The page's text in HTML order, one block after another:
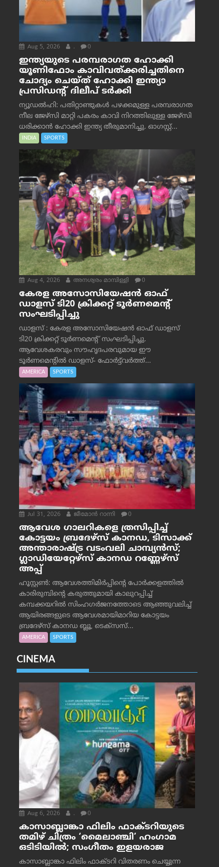
Aug 5, 2026 . 0
ഇന്ത്യയുടെ പരമ്പരാഗത ഹോക്കി
യൂണിഫോം കാവിവത്ക്കരിച്ചതിനെ
ചോദ്യം ചെയ്ത് ഹോക്കി ഇന്ത്യാ
പ്രസിഡന്റ് ദിലീപ് ടര്‍ക്കി
ന്യൂഡൽഹി: പതിറ്റാണ്ടുകൾ പഴക്കമുള്ള പരമ്പരാഗത
നീല ജേഴ്‌സി മാറ്റി പകരം കാവി നിറത്തിലുള്ള ജേഴ്‌സി
ധരിക്കാൻ ഹോക്കി ഇന്ത്യ തീരുമാനിച്ചു. ഓഗസ്റ്റ്...
INDIA SPORTS
Aug 4, 2026 അനശ്വരം മാമ്പിള്ളി 0
കേരള അസോസിയേഷൻ ഓഫ്
ഡാളസ് ടി20 ക്രിക്കറ്റ് ടൂർണമെന്റ്
സംഘടിപ്പിച്ചു
ഡാളസ് : കേരള അസോസിയേഷൻ ഓഫ് ഡാളസ്
ടി20 ക്രിക്കറ്റ് ടൂർണമെന്റ് സംഘടിപ്പിച്ചു.
ആവേശകരവും സൗഹൃദപരവുമായ ഈ
ടൂർണമെന്റിൽ ഡാളസ്- ഫോർട്ട്‌വര്‍ത്ത്...
AMERICA SPORTS
Jul 31, 2026 ജീമോന്‍ റാന്നി 0
ആവേശ ഗാലറികളെ ത്രസിപ്പിച്ച്
കോട്ടയം ബ്രദേഴ്‌സ് കാനഡ, ടിസാക്ക്
അന്താരാഷ്ട്ര വടംവലി ചാമ്പ്യന്‍സ്;
ഗ്ലാഡിയേറ്റേഴ്‌സ് കാനഡ റണ്ണേഴ്‌സ്
അപ്പ്
ഹൂസ്റ്റണ്‍: ആവേശത്തിമിര്‍പ്പിന്റെ പോര്‍ക്കളത്തില്‍
കാരിരുമ്പിന്റെ കരുത്തുമായി കാലുറപ്പിച്ച്
കമ്പക്കയറില്‍ സിംഹഗര്‍ജനത്തോടെ ആഞ്ഞുവലിച്ച്
ആയിരങ്ങളുടെ ആവേശമായിമാറിയ കോട്ടയം
ബ്രദേഴ്‌സ് കാനഡ ബ്ലൂ, ടെക്‌സസ്...
AMERICA SPORTS
CINEMA
Aug 6, 2026 . 0
കാസാബ്ലാങ്കാ ഫിലിം ഫാക്ടറിയുടെ
തമിഴ് ചിത്രം ‘മൈലാഞ്ചി’ ഹംഗാമ
ഒടിടിയിൽ; സംഗീതം ഇളയരാജ
കാസാബ്ലാങ്കാ ഫിലിം ഫാക്ടറി വിതരണം ചെയ്യുന്ന